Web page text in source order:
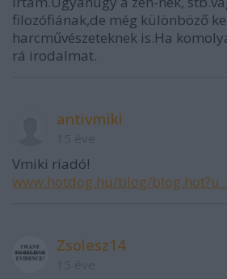
filozófiának,de még különböző
harcművészeteknek is.Ha
rá irodalmat.
antivmiki
Vmiki riadó!
www.hotdog.hu/blog/
Zsolesz14